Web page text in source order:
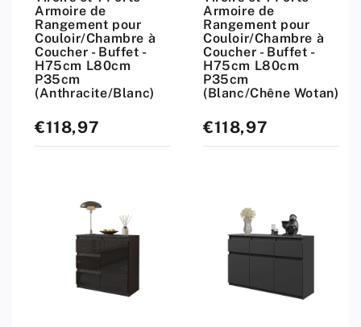
Armoire de
Rangement pour
Couloir/Chambre à
Coucher - Buffet -
H75cm L80cm
P35cm
(Anthracite/Blanc)
Prix
standard
€118,97
Armoire de
Rangement pour
Couloir/Chambre à
Coucher - Buffet -
H75cm L80cm
P35cm
(Blanc/Chêne Wotan)
Prix
standard
€118,97